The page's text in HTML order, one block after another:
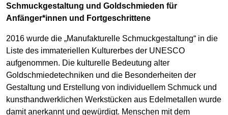
Schmuckgestaltung und Goldschmieden für
Anfänger*innen und Fortgeschrittene
2016 wurde die „Manufakturelle Schmuckgestaltung“ in die
Liste des immateriellen Kulturerbes der UNESCO
aufgenommen. Die kulturelle Bedeutung alter
Goldschmiedetechniken und die Besonderheiten der
Gestaltung und Erstellung von individuellem Schmuck und
kunsthandwerklichen Werkstücken aus Edelmetallen wurde
damit anerkannt und gewürdigt. Menschen mit dem